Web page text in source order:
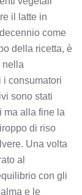
il latte in
come
della ricetta, è
nella
i consumatori
sono stati
ma alla fine la
di riso
Una volta
al
con gli
e le